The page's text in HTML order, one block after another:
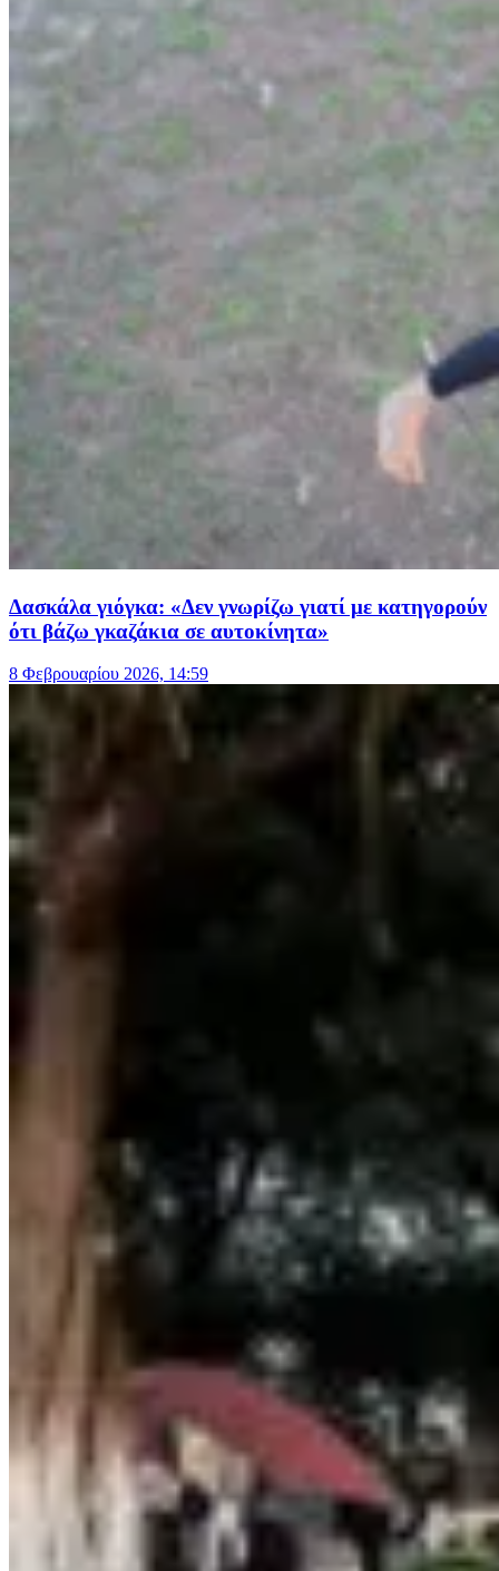
Δασκάλα γιόγκα: «Δεν γνωρίζω γιατί με κατηγορούν
ότι βάζω γκαζάκια σε αυτοκίνητα»
8 Φεβρουαρίου 2026, 14:59